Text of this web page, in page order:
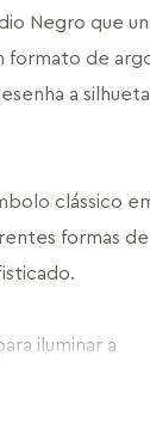
Negro que
formato de
a silhueta
clássico
formas de
iluminar a